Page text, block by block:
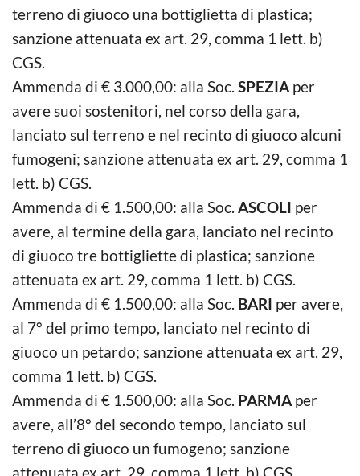
terreno di giuoco una bottiglietta di plastica;
sanzione attenuata ex art. 29, comma 1 lett. b)
CGS.
Ammenda di € 3.000,00: alla Soc. SPEZIA per
avere suoi sostenitori, nel corso della gara,
lanciato sul terreno e nel recinto di giuoco alcuni
fumogeni; sanzione attenuata ex art. 29, comma 1
lett. b) CGS.
Ammenda di € 1.500,00: alla Soc. ASCOLI per
avere, al termine della gara, lanciato nel recinto
di giuoco tre bottigliette di plastica; sanzione
attenuata ex art. 29, comma 1 lett. b) CGS.
Ammenda di € 1.500,00: alla Soc. BARI per avere,
al 7° del primo tempo, lanciato nel recinto di
giuoco un petardo; sanzione attenuata ex art. 29,
comma 1 lett. b) CGS.
Ammenda di € 1.500,00: alla Soc. PARMA per
avere, all’8° del secondo tempo, lanciato sul
terreno di giuoco un fumogeno; sanzione
attenuata ex art. 29, comma 1 lett. b) CGS.